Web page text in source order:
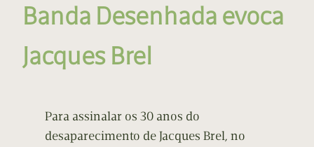
Banda Desenhada evoca
Jacques Brel
Para assinalar os 30 anos do
desaparecimento de Jacques Brel, no